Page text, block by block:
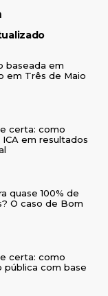
baseada em
em Três de Maio
certa: como
em resultados
quase 100% de
O caso de Bom
certa: como
pública com base